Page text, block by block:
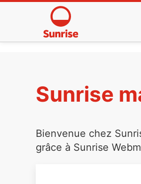
Sunrise
Bienvenue chez
grâce à Sunrise